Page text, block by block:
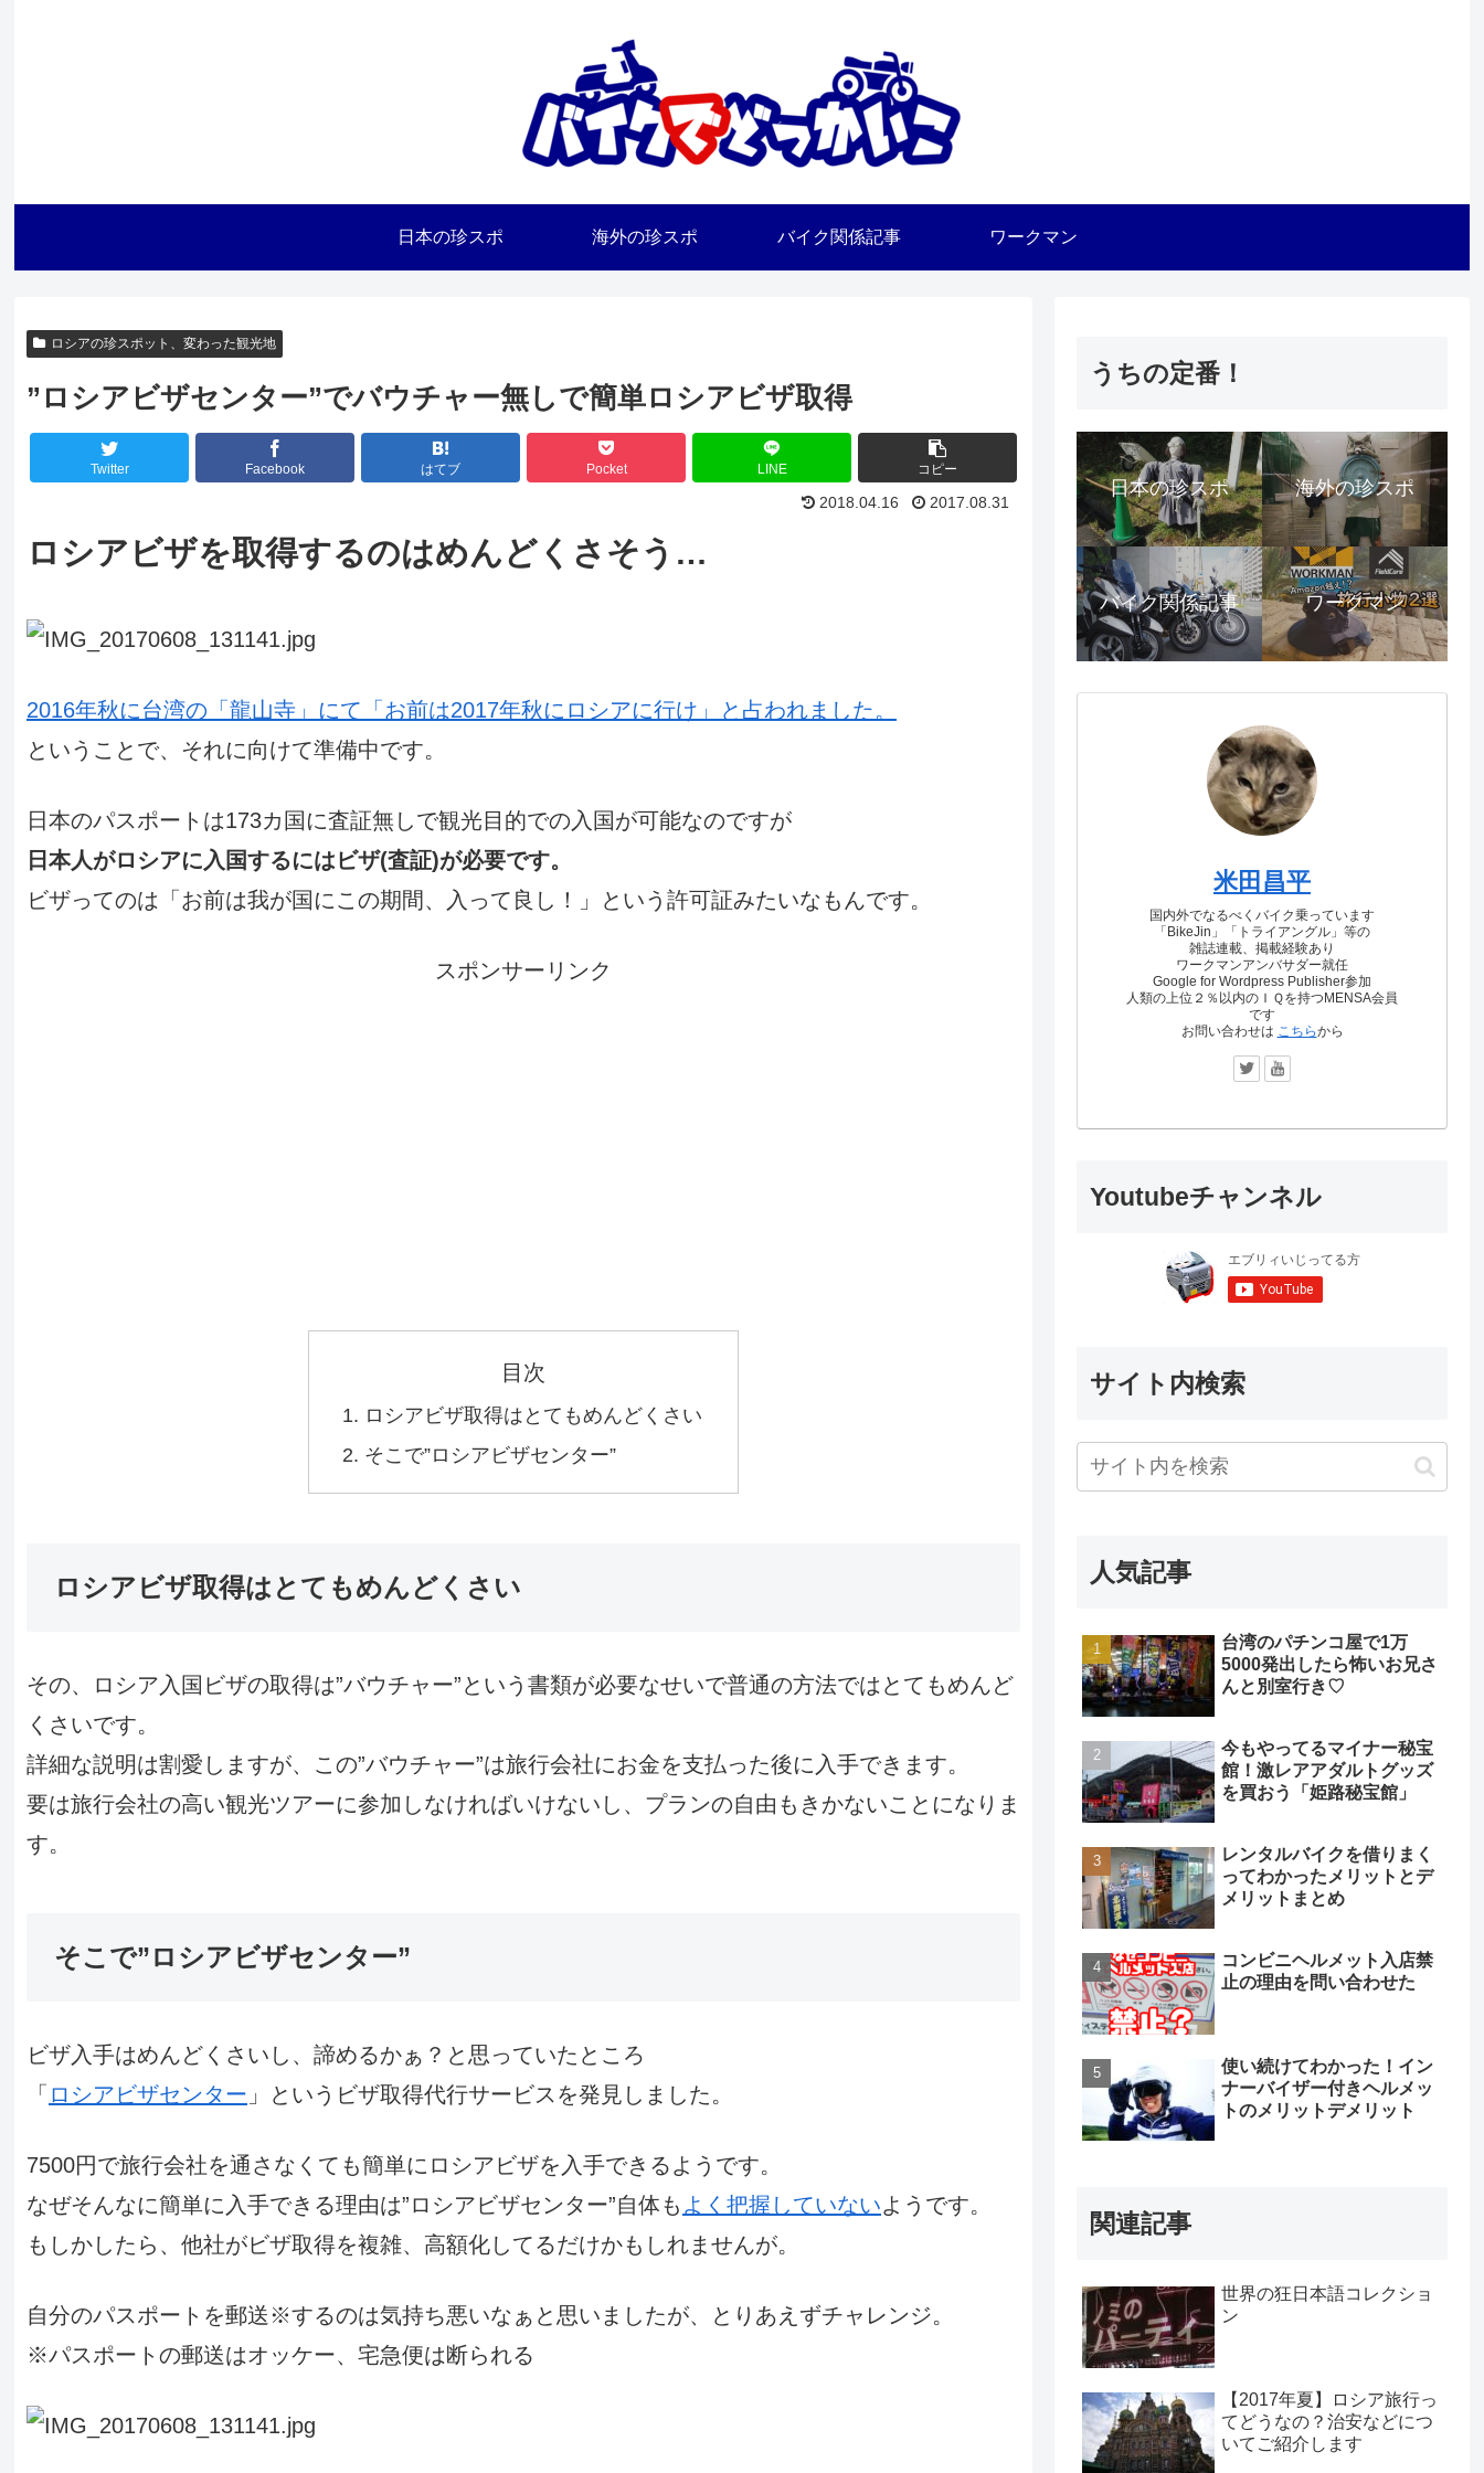
日本の珍スポ 海外の珍スポ バイク関係記事 ワークマン
ロシアの珍スポット、変わった観光地
”ロシアビザセンター”でバウチャー無しで簡単ロシアビザ取得
Twitter Facebook はてブ Pocket LINE コピー
2018.04.16 2017.08.31
ロシアビザを取得するのはめんどくさそう…
2016年秋に台湾の「龍山寺」にて「お前は2017年秋にロシアに行け」と占われました。
ということで、それに向けて準備中です。
日本のパスポートは173カ国に査証無しで観光目的での入国が可能なのですが
日本人がロシアに入国するにはビザ(査証)が必要です。
ビザってのは「お前は我が国にこの期間、入って良し！」という許可証みたいなもんです。
スポンサーリンク
目次
ロシアビザ取得はとてもめんどくさい
そこで”ロシアビザセンター”
ロシアビザ取得はとてもめんどくさい
その、ロシア入国ビザの取得は”バウチャー”という書類が必要なせいで普通の方法ではとてもめんど
くさいです。
詳細な説明は割愛しますが、この”バウチャー”は旅行会社にお金を支払った後に入手できます。
要は旅行会社の高い観光ツアーに参加しなければいけないし、プランの自由もきかないことになりま
す。
そこで”ロシアビザセンター”
ビザ入手はめんどくさいし、諦めるかぁ？と思っていたところ
「 ロシアビザセンター 」というビザ取得代行サービスを発見しました。
7500円で旅行会社を通さなくても簡単にロシアビザを入手できるようです。
なぜそんなに簡単に入手できる理由は”ロシアビザセンター”自体も よく把握していないようです。
もしかしたら、他社がビザ取得を複雑、高額化してるだけかもしれませんが。
自分のパスポートを郵送※するのは気持ち悪いなぁと思いましたが、とりあえずチャレンジ。
※パスポートの郵送はオッケー、宅急便は断られる
うちの定番！
日本の珍スポ 海外の珍スポ
バイク関係記事 ワークマン
米田昌平
国内外でなるべくバイク乗っています
「BikeJin」「トライアングル」等の
雑誌連載、掲載経験あり
ワークマンアンバサダー就任
Google for Wordpress Publisher参加
人類の上位２％以内のＩＱを持つMENSA会員
です
お問い合わせは こちらから
Youtubeチャンネル
サイト内検索
人気記事
台湾のパチンコ屋で1万
5000発出したら怖いお兄さ
んと別室行き♡
今もやってるマイナー秘宝
館！激レアアダルトグッズ
を買おう「姫路秘宝館」
レンタルバイクを借りまく
ってわかったメリットとデ
メリットまとめ
コンビニヘルメット入店禁
止の理由を問い合わせた
使い続けてわかった！イン
ナーバイザー付きヘルメッ
トのメリットデメリット
関連記事
世界の狂日本語コレクショ
ン
【2017年夏】ロシア旅行っ
てどうなの？治安などにつ
いてご紹介します